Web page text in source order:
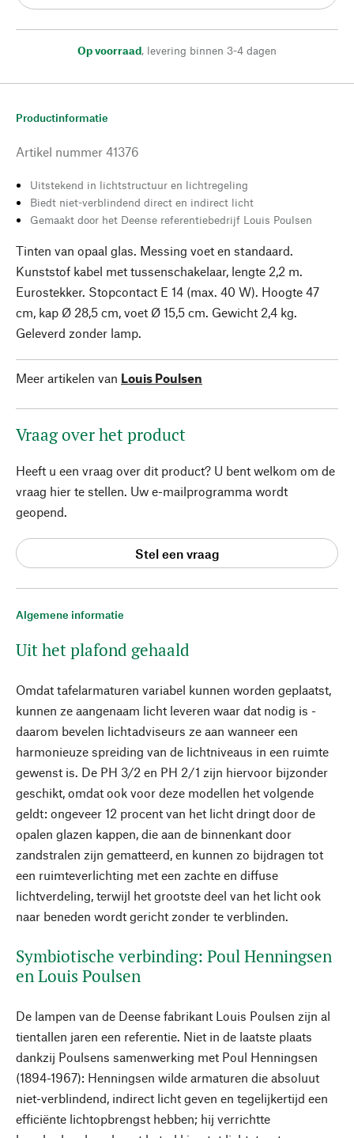
Op voorraad, levering binnen 3-4 dagen
Algemene informatie
Uit het plafond gehaald
Omdat tafelarmaturen variabel kunnen worden geplaatst,
kunnen ze aangenaam licht leveren waar dat nodig is -
daarom bevelen lichtadviseurs ze aan wanneer een
harmonieuze spreiding van de lichtniveaus in een ruimte
gewenst is. De PH 3/2 en PH 2/1 zijn hiervoor bijzonder
geschikt, omdat ook voor deze modellen het volgende
geldt: ongeveer 12 procent van het licht dringt door de
opalen glazen kappen, die aan de binnenkant door
zandstralen zijn gematteerd, en kunnen zo bijdragen tot
een ruimteverlichting met een zachte en diffuse
lichtverdeling, terwijl het grootste deel van het licht ook
naar beneden wordt gericht zonder te verblinden.
Symbiotische verbinding: Poul Henningsen
en Louis Poulsen
De lampen van de Deense fabrikant Louis Poulsen zijn al
tientallen jaren een referentie. Niet in de laatste plaats
dankzij Poulsens samenwerking met Poul Henningsen
(1894-1967): Henningsen wilde armaturen die absoluut
niet-verblindend, indirect licht geven en tegelijkertijd een
efficiënte lichtopbrengst hebben; hij verrichtte
Productinformatie
Artikel nummer 41376
Uitstekend in lichtstructuur en lichtregeling
Biedt niet-verblindend direct en indirect licht
Gemaakt door het Deense referentiebedrijf Louis Poulsen
Tinten van opaal glas. Messing voet en standaard.
Kunststof kabel met tussenschakelaar, lengte 2,2 m.
Eurostekker. Stopcontact E 14 (max. 40 W). Hoogte 47
cm, kap Ø 28,5 cm, voet Ø 15,5 cm. Gewicht 2,4 kg.
Geleverd zonder lamp.
Meer artikelen van Louis Poulsen
Vraag over het product
Heeft u een vraag over dit product? U bent welkom om de
vraag hier te stellen. Uw e-mailprogramma wordt
geopend.
Stel een vraag